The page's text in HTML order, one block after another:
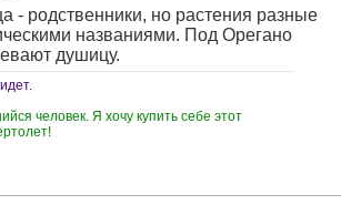
- родственники, но растения разные
названиями. Под Орегано
душицу.
человек. Я хочу купить себе этот